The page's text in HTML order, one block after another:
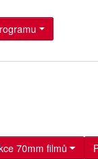
70mm filmů